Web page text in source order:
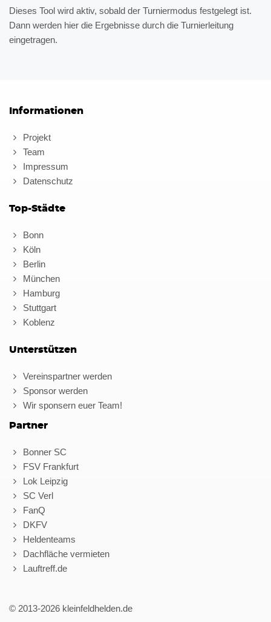
Dieses Tool wird aktiv, sobald der Turniermodus festgelegt ist.
Dann werden hier die Ergebnisse durch die Turnierleitung
eingetragen.
Informationen
Projekt
Team
Impressum
Datenschutz
Top-Städte
Bonn
Köln
Berlin
München
Hamburg
Stuttgart
Koblenz
Unterstützen
Vereinspartner werden
Sponsor werden
Wir sponsern euer Team!
Partner
Bonner SC
FSV Frankfurt
Lok Leipzig
SC Verl
FanQ
DKFV
Heldenteams
Dachfläche vermieten
Lauftreff.de
© 2013-2026 kleinfeldhelden.de